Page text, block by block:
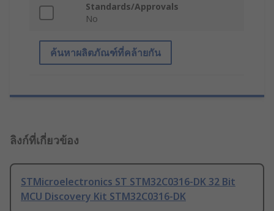
Standards/Approvals
No
ค้นหาผลิตภัณฑ์ที่คล้ายกัน
ลิงก์ที่เกี่ยวข้อง
STMicroelectronics ST STM32C0316-DK 32 Bit
MCU Discovery Kit STM32C0316-DK